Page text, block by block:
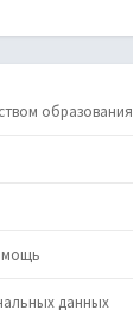
образования
данных